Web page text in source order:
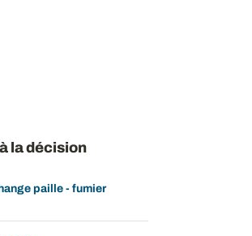
la décision
paille - fumier